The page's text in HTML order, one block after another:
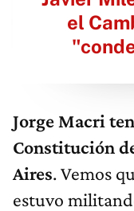
el
Jorge Macri
Constitución
Aires. Vemos
estuvo